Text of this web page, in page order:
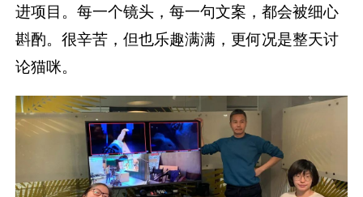
进项目。每一个镜头，每一句文案，都会被细心
斟酌。很辛苦，但也乐趣满满，更何况是整天讨
论猫咪。